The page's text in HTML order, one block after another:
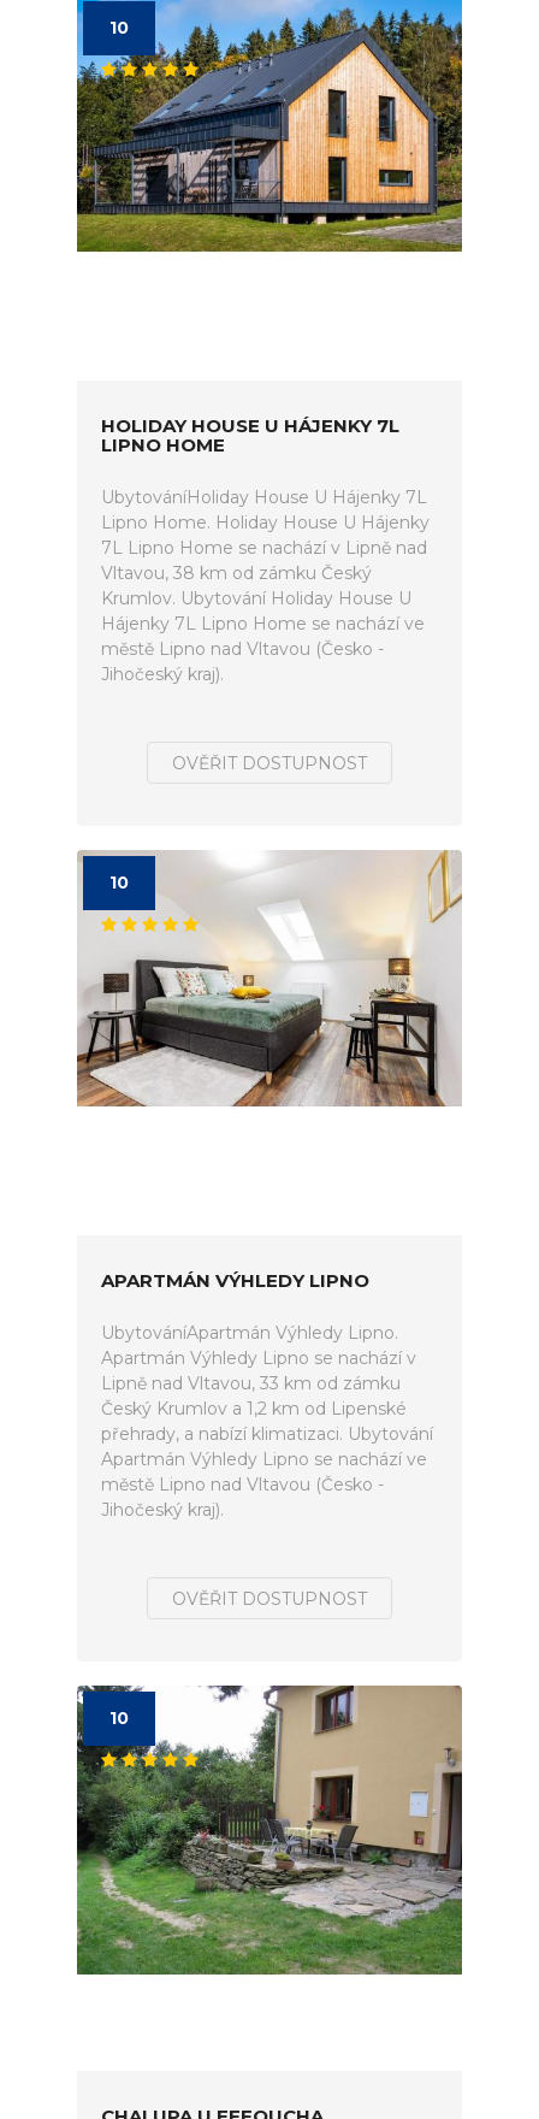
10
HOLIDAY HOUSE U HÁJENKY 7L
LIPNO HOME
UbytováníHoliday House U Hájenky 7L
Lipno Home. Holiday House U Hájenky
7L Lipno Home se nachází v Lipně nad
Vltavou, 38 km od zámku Český
Krumlov. Ubytování Holiday House U
Hájenky 7L Lipno Home se nachází ve
městě Lipno nad Vltavou (Česko -
Jihočeský kraj).
OVĚŘIT DOSTUPNOST
10
APARTMÁN VÝHLEDY LIPNO
UbytováníApartmán Výhledy Lipno.
Apartmán Výhledy Lipno se nachází v
Lipně nad Vltavou, 33 km od zámku
Český Krumlov a 1,2 km od Lipenské
přehrady, a nabízí klimatizaci. Ubytování
Apartmán Výhledy Lipno se nachází ve
městě Lipno nad Vltavou (Česko -
Jihočeský kraj).
OVĚŘIT DOSTUPNOST
10